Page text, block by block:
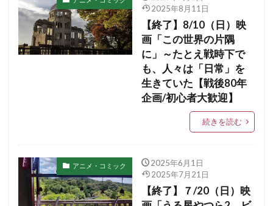
2025年8月11日
【終了】8/10（日）映
画「この世界の片隅
に」～たとえ戦時下で
も、人々は「日常」を
生きていた【戦後80年
企画/初心者大歓迎】
続きを読む
アニメ・コミック
2025年6月1日
2025年7月21日
【終了】７/20（日）映